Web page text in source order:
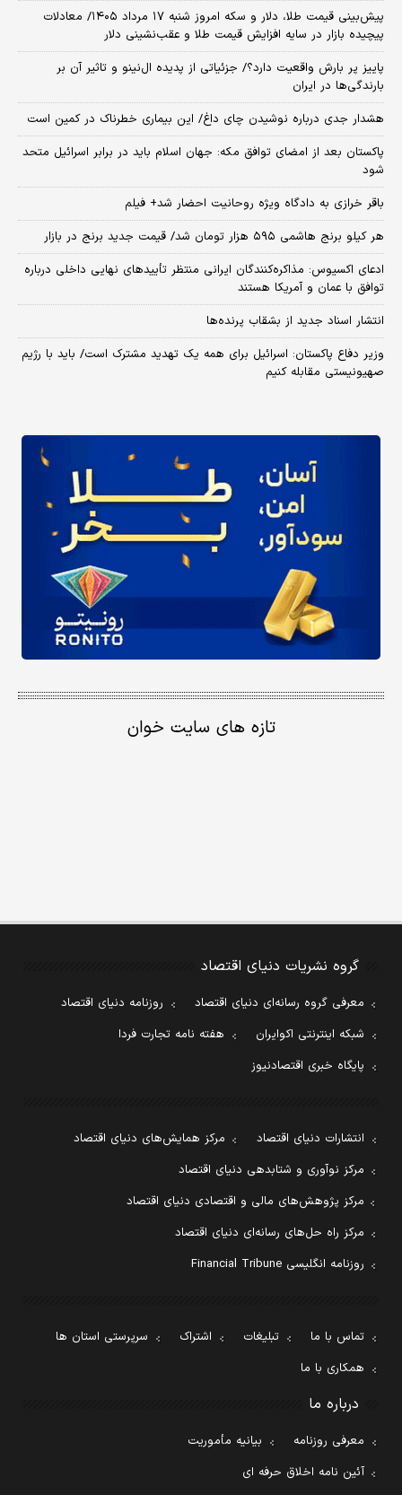
پیش‌بینی قیمت طلا، دلار و سکه امروز شنبه ۱۷ مرداد ۱۴۰۵/ معادلات
پیچیده بازار در سایه افزایش قیمت طلا و عقب‌نشینی دلار
پاییز پر بارش واقعیت دارد؟/ جزئیاتی از پدیده ال‌نینو و تاثیر آن بر
بارندگی‌ها در ایران
هشدار جدی درباره نوشیدن چای داغ/ این بیماری خطرناک در کمین است
پاکستان بعد از امضای توافق مکه: جهان اسلام باید در برابر اسرائیل متحد
شود
باقر خرازی به دادگاه ویژه روحانیت احضار شد+ فیلم
هر کیلو برنج هاشمی ۵۹۵ هزار تومان شد/ قیمت جدید برنج در بازار
ادعای اکسیوس: مذاکره‌کنندگان ایرانی منتظر تأییدهای نهایی داخلی درباره
توافق با عمان و آمریکا هستند
انتشار اسناد جدید از بشقاب پرنده‌ها
وزیر دفاع پاکستان: اسرائیل برای همه یک تهدید مشترک است/ باید با رژیم
صهیونیستی مقابله کنیم
تازه های سایت خوان
گروه نشریات دنیای اقتصاد
معرفی گروه رسانه‌ای دنیای اقتصاد
روزنامه دنیای اقتصاد
شبکه اینترنتی اکوایران
هفته نامه تجارت فردا
پایگاه خبری اقتصادنیوز
انتشارات دنیای اقتصاد
مرکز همایش‌های دنیای اقتصاد
مرکز نوآوری و شتابدهی دنیای اقتصاد
مرکز پژوهش‌های مالی و اقتصادی دنیای اقتصاد
مرکز راه حل‌های رسانه‌ای دنیای اقتصاد
روزنامه انگلیسی Financial Tribune
تماس با ما تبلیغات اشتراک
سرپرستی استان ها
همکاری با ما
درباره ما
معرفی روزنامه
بیانیه مأموریت
آئین نامه اخلاق حرفه ای